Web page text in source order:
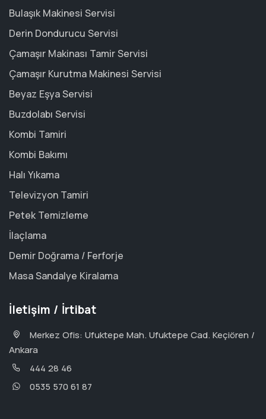
Bulaşık Makinesi Servisi
Derin Dondurucu Servisi
Çamaşır Makinası Tamir Servisi
Çamaşır Kurutma Makinesi Servisi
Beyaz Eşya Servisi
Buzdolabı Servisi
Kombi Tamiri
Kombi Bakımı
Halı Yıkama
Televizyon Tamiri
Petek Temizleme
İlaçlama
Demir Doğrama / Ferforje
Masa Sandalye Kiralama
İletişim / İrtibat
Merkez Ofis: Ufuktepe Mah. Ufuktepe Cad. Keçiören /
Ankara
444 28 46
0535 570 61 87